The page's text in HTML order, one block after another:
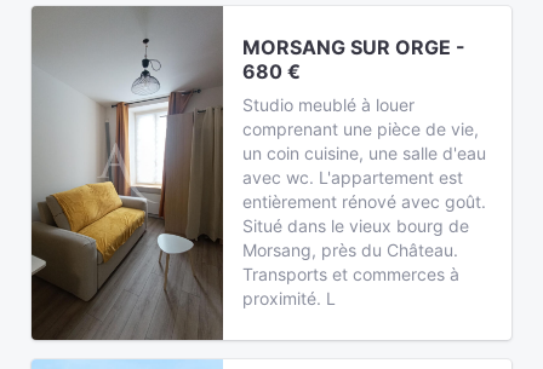
MORSANG SUR ORGE -
680 €
Studio meublé à louer
comprenant une pièce de vie,
un coin cuisine, une salle d'eau
avec wc. L'appartement est
entièrement rénové avec goût.
Situé dans le vieux bourg de
Morsang, près du Château.
Transports et commerces à
proximité. L